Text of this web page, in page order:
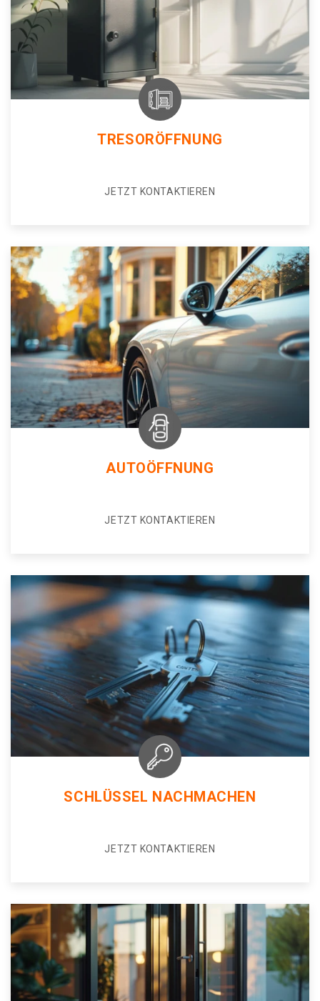
TRESORÖFFNUNG
JETZT KONTAKTIEREN
AUTOÖFFNUNG
JETZT KONTAKTIEREN
SCHLÜSSEL NACHMACHEN
JETZT KONTAKTIEREN